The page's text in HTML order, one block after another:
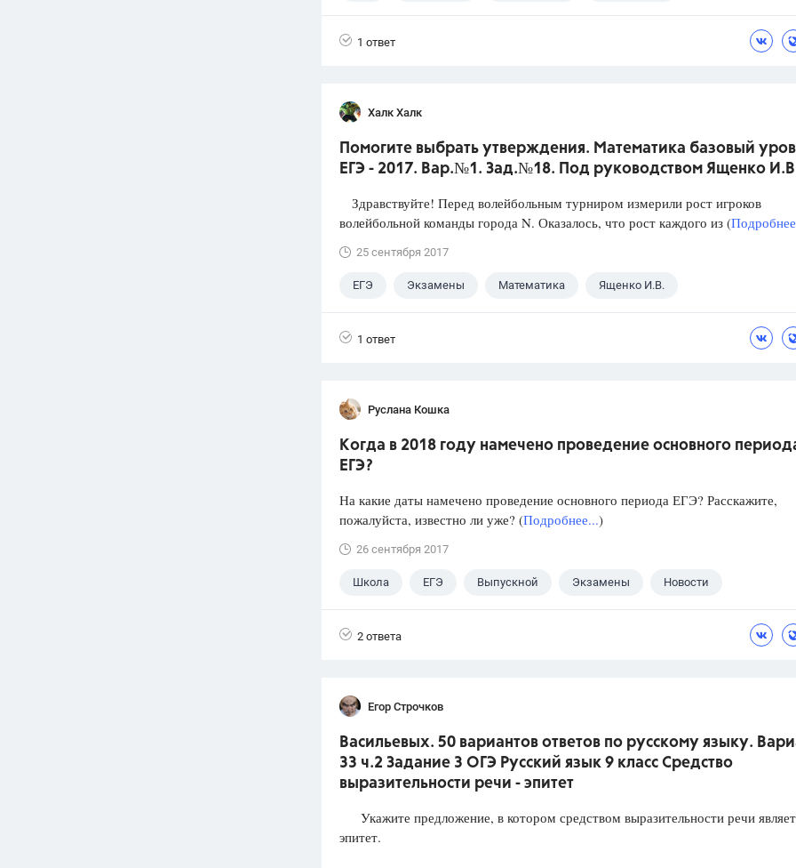
1 ответ
Халк Халк
Помогите выбрать утверждения. Математика базовый
ЕГЭ - 2017. Вар.№1. Зад.№18. Под руководством Ященко
Здравствуйте! Перед волейбольным турниром измерили рост игроков
волейбольной команды города N. Оказалось, что рост каждого из (
25 сентября 2017
ЕГЭ Экзамены Математика Ященко И.В.
1 ответ
Руслана Кошка
Когда в 2018 году намечено проведение основного
ЕГЭ?
На какие даты намечено проведение основного периода ЕГЭ? Расскажите,
пожалуйста, известно ли уже? (Подробнее...)
26 сентября 2017
Школа ЕГЭ Выпускной Экзамены Новости
2 ответа
Егор Строчков
Васильевых. 50 вариантов ответов по русскому языку.
33 ч.2 Задание 3 ОГЭ Русский язык 9 класс Средство
выразительности речи - эпитет
Укажите предложение, в котором средством выразительности речи
эпитет.